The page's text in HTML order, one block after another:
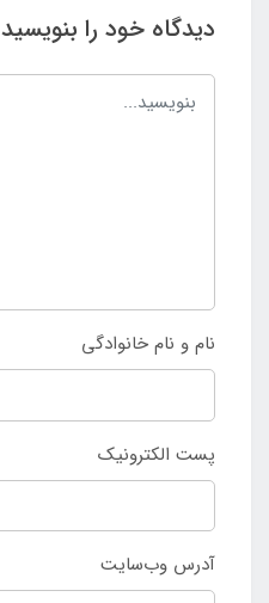
دیدگاه خود را بنویسید
نام و نام خانوادگی
پست الکترونیک
آدرس وب‌سایت